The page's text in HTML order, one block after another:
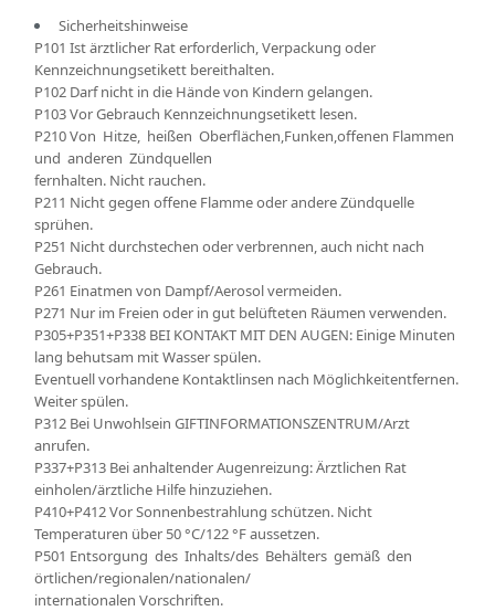
Sicherheitshinweise
P101 Ist ärztlicher Rat erforderlich, Verpackung oder
Kennzeichnungsetikett bereithalten.
P102 Darf nicht in die Hände von Kindern gelangen.
P103 Vor Gebrauch Kennzeichnungsetikett lesen.
P210 Von Hitze, heißen Oberflächen,Funken,offenen Flammen
und anderen Zündquellen
fernhalten. Nicht rauchen.
P211 Nicht gegen offene Flamme oder andere Zündquelle
sprühen.
P251 Nicht durchstechen oder verbrennen, auch nicht nach
Gebrauch.
P261 Einatmen von Dampf/Aerosol vermeiden.
P271 Nur im Freien oder in gut belüfteten Räumen verwenden.
P305+P351+P338 BEI KONTAKT MIT DEN AUGEN: Einige Minuten
lang behutsam mit Wasser spülen.
Eventuell vorhandene Kontaktlinsen nach Möglichkeitentfernen.
Weiter spülen.
P312 Bei Unwohlsein GIFTINFORMATIONSZENTRUM/Arzt
anrufen.
P337+P313 Bei anhaltender Augenreizung: Ärztlichen Rat
einholen/ärztliche Hilfe hinzuziehen.
P410+P412 Vor Sonnenbestrahlung schützen. Nicht
Temperaturen über 50 °C/122 °F aussetzen.
P501 Entsorgung des Inhalts/des Behälters gemäß den
örtlichen/regionalen/nationalen/
internationalen Vorschriften.